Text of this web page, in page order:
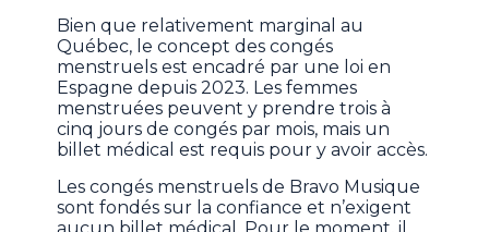
Bien que relativement marginal au
Québec, le concept des congés
menstruels est encadré par une loi en
Espagne depuis 2023. Les femmes
menstruées peuvent y prendre trois à
cinq jours de congés par mois, mais un
billet médical est requis pour y avoir accès.
Les congés menstruels de Bravo Musique
sont fondés sur la confiance et n’exigent
aucun billet médical. Pour le moment, il